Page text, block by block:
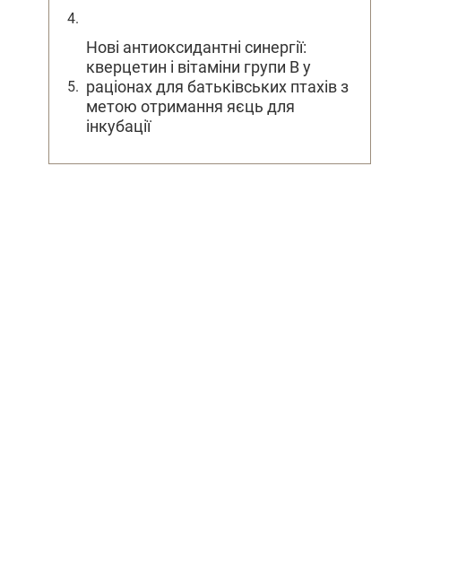
Нові антиоксидантні синергії:
кверцетин і вітаміни групи B у
раціонах для батьківських птахів з
метою отримання яєць для
інкубації